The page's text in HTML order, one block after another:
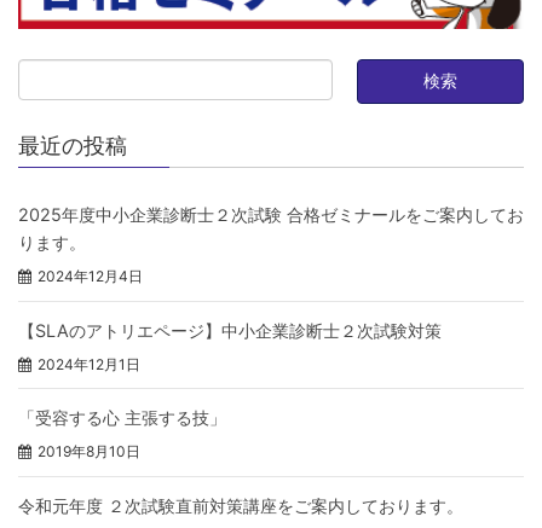
最近の投稿
2025年度中小企業診断士２次試験 合格ゼミナールをご案内してお
ります。
2024年12月4日
【SLAのアトリエページ】中小企業診断士２次試験対策
2024年12月1日
「受容する心 主張する技」
2019年8月10日
令和元年度 ２次試験直前対策講座をご案内しております。